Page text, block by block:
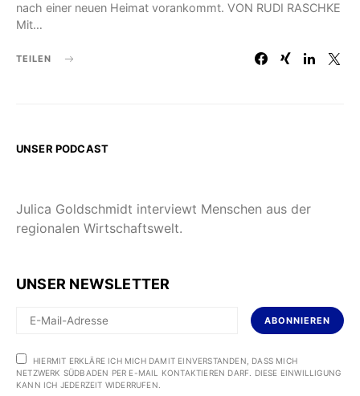
nach einer neuen Heimat vorankommt. VON RUDI RASCHKE
Mit…
TEILEN
UNSER PODCAST
Julica Goldschmidt interviewt Menschen aus der
regionalen Wirtschaftswelt.
UNSER NEWSLETTER
ABONNIEREN
HIERMIT ERKLÄRE ICH MICH DAMIT EINVERSTANDEN, DASS MICH
NETZWERK SÜDBADEN PER E-MAIL KONTAKTIEREN DARF. DIESE EINWILLIGUNG
KANN ICH JEDERZEIT WIDERRUFEN.